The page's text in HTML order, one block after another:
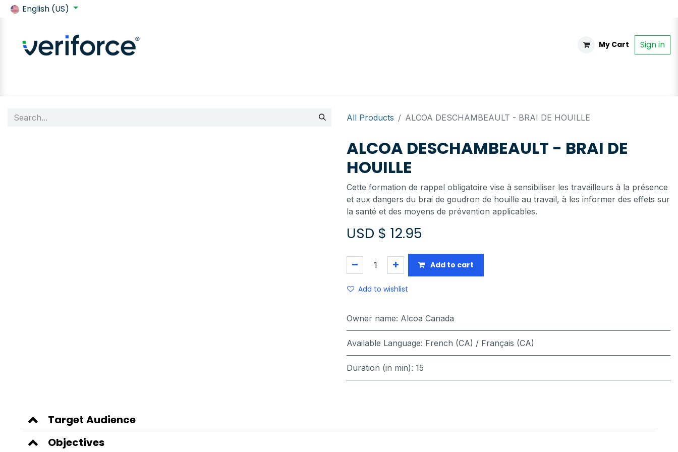
English (US)
My Cart Sign in
All Products ALCOA DESCHAMBEAULT - BRAI DE HOUILLE
ALCOA DESCHAMBEAULT - BRAI DE
HOUILLE
Cette formation de rappel obligatoire vise à sensibiliser les travailleurs à la présence
et aux dangers du brai de goudron de houille au travail, à les informer des effets sur
la santé et des moyens de prévention applicables.
USD $ 12.95
Add to cart
Add to wishlist
Owner name: Alcoa Canada
Available Language: French (CA) / Français (CA)
Duration (in min): 15
Target Audience
Objectives